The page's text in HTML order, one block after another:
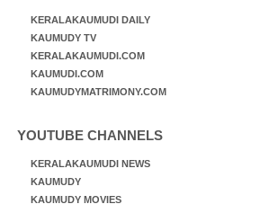
KERALAKAUMUDI DAILY
KAUMUDY TV
KERALAKAUMUDI.COM
KAUMUDI.COM
KAUMUDYMATRIMONY.COM
YOUTUBE CHANNELS
KERALAKAUMUDI NEWS
KAUMUDY
KAUMUDY MOVIES